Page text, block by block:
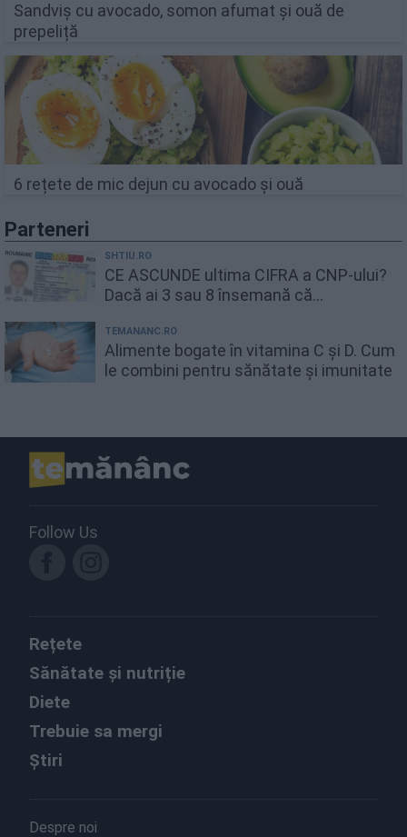
Sandviș cu avocado, somon afumat și ouă de
prepeliță
6 rețete de mic dejun cu avocado și ouă
Parteneri
SHTIU.RO
CE ASCUNDE ultima CIFRA a CNP-ului?
Dacă ai 3 sau 8 însemană că...
TEMANANC.RO
Alimente bogate în vitamina C și D. Cum
le combini pentru sănătate și imunitate
Follow Us
Rețete
Sănătate și nutriție
Diete
Trebuie sa mergi
Știri
Despre noi